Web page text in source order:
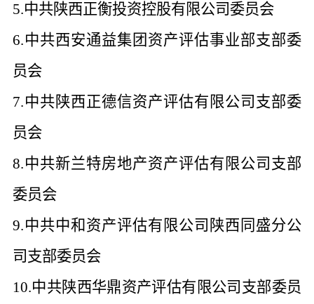
5.中共陕西正衡投资控股有限公司委员会
6.中共西安通益集团资产评估事业部支部委
员会
7.中共陕西正德信资产评估有限公司支部委
员会
8.中共新兰特房地产资产评估有限公司支部
委员会
9.中共中和资产评估有限公司陕西同盛分公
司支部委员会
10.中共陕西华鼎资产评估有限公司支部委员